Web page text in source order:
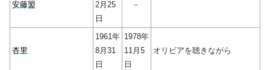
安藤盟
2月25
日
－
杏里
1961年
8月31
日
1978年
11月5
日
オリビアを聴きながら